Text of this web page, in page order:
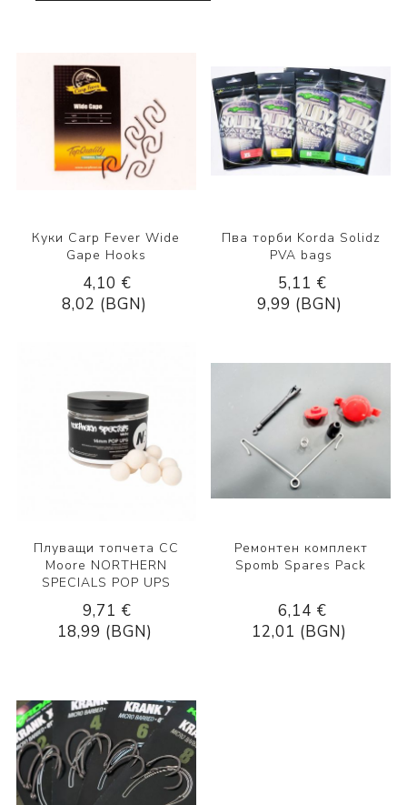
Куки Carp Fever Wide
Gape Hooks
4,10 €
8,02 (BGN)
Пва торби Korda Solidz
PVA bags
5,11 €
9,99 (BGN)
Плуващи топчета CC
Moore NORTHERN
SPECIALS POP UPS
9,71 €
18,99 (BGN)
Ремонтен комплект
Spomb Spares Pack
6,14 €
12,01 (BGN)